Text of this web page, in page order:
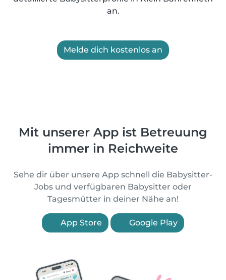
an.
Melde dich kostenlos an
Mit unserer App ist Betreuung
immer in Reichweite
Sehe dir über unsere App schnell die Babysitter-
Jobs und verfügbaren Babysitter oder
Tagesmütter in deiner Nähe an!
App Store Google Play